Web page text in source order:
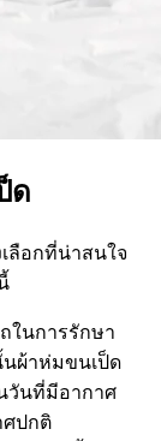
ด
ลือกที่น่าสนใจ
ในการรักษา
ผ้าห่มขนเป็ด
วันที่มีอากาศ
ศปกติ